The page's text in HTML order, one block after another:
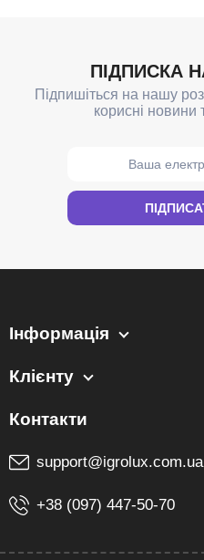
Інформація
Клієнту
support@igrolux.com.ua
+38 (097) 447-50-70